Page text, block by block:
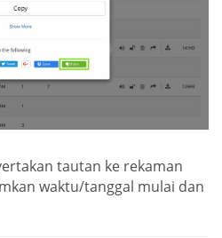
tautan ke rekaman
waktu/tanggal mulai dan